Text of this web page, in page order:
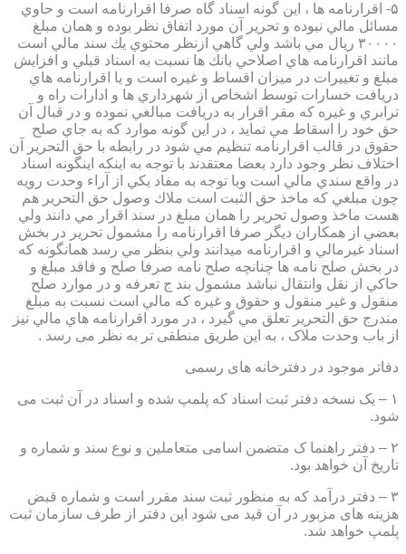
۵- اقرارنامه ها ، اين گونه اسناد گاه صرفا اقرارنامه است و حاوي
مسائل مالي نبوده و تحرير آن مورد اتفاق نظر بوده و همان مبلغ
۳۰۰۰۰ ريال مي باشد ولي گاهي ازنظر محتوي يك سند مالي است
مانند اقرارنامه هاي اصلاحي بانك ها نسبت به اسناد قبلي و افزايش
مبلغ و تغييرات در ميزان اقساط و غيره است و يا اقرارنامه هاي
دريافت خسارات توسط اشخاص از شهرداري ها و ادارات راه و
ترابري و غيره كه مقر اقرار به دريافت مبالغي نموده و در قبال آن
حق خود را اسقاط مي نمايد ، در اين گونه موارد كه به جاي صلح
حقوق در قالب اقرارنامه تنظيم مي شود در رابطه با حق التحرير آن
اختلاف نظر وجود دارد بعضا معتقدند با توجه به اينكه اينگونه اسناد
در واقع سندي مالي است وبا توجه به مفاد يكي از آراء وحدت رويه
چون مبلغي كه ماخذ حق الثبت است ملاك وصول حق التحرير هم
هست ماخذ وصول تحرير را همان مبلغ در سند اقرار مي دانند ولي
بعضي از همكاران ديگر صرفا اقرارنامه را مشمول تحرير در بخش
اسناد غيرمالي و اقرارنامه ميدانند ولي بنظر مي رسد همانگونه كه
در بخش صلح نامه ها چنانچه صلح نامه صرفا صلح و فاقد مبلغ و
حاكي از نقل وانتقال نباشد مشمول بند ج تعرفه و در موارد صلح
منقول و غير منقول و حقوق و غيره كه مالي است نسبت به مبلغ
مندرج حق التحرير تعلق مي گيرد ، در مورد اقرارنامه هاي مالي نيز
از باب وحدت ملاک ، به این طریق منطقی تر به نظر می رسد .
دفاتر موجود در دفترخانه های رسمی
۱ – یک نسخه دفتر ثبت اسناد که پلمپ شده و اسناد در آن ثبت می
شود.
۲ – دفتر راهنما ک متضمن اسامی متعاملین و نوع سند و شماره و
تاریخ آن خواهد بود.
۳ – دفتر درآمد که به منظور ثبت سند مقرر است و شماره قبض
هزینه های مزبور در آن قید می شود این دفتر از طرف سازمان ثبت
پلمپ خواهد شد.